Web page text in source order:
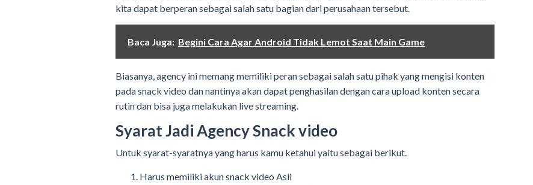
kita dapat berperan sebagai salah satu bagian dari perusahaan tersebut.
Baca Juga: Begini Cara Agar Android Tidak Lemot Saat Main Game
Biasanya, agency ini memang memiliki peran sebagai salah satu pihak yang mengisi konten
pada snack video dan nantinya akan dapat penghasilan dengan cara upload konten secara
rutin dan bisa juga melakukan live streaming.
Syarat Jadi Agency Snack video
Untuk syarat-syaratnya yang harus kamu ketahui yaitu sebagai berikut.
Harus memiliki akun snack video Asli